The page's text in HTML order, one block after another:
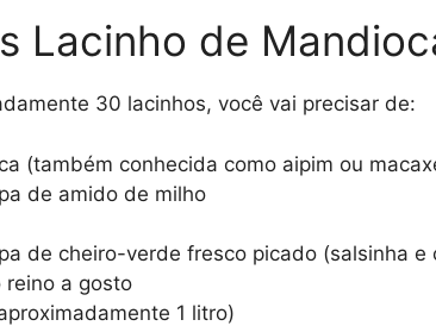
Lacinho de
30 lacinhos, você vai precisar de:
(também conhecida como aipim ou
de amido de milho
de cheiro-verde fresco picado (salsinha e
reino a gosto
1 litro)